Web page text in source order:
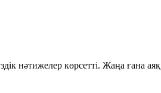
нәтижелер көрсетті. Жаңа ғана аяқ